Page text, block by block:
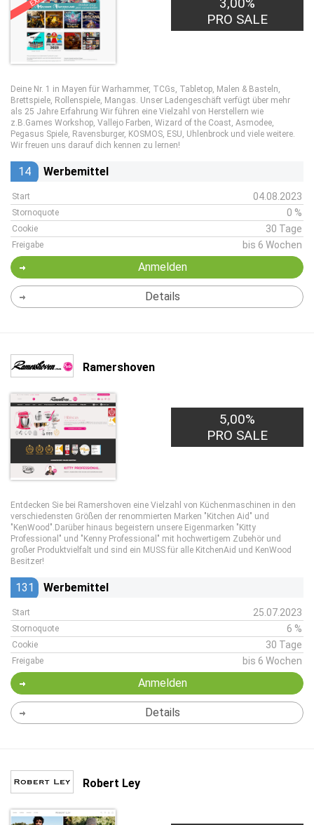
PRO SALE
Deine Nr. 1 in Mayen für Warhammer, TCGs, Tabletop, Malen & Basteln,
Brettspiele, Rollenspiele, Mangas. Unser Ladengeschäft verfügt über mehr
als 25 Jahre Erfahrung Wir führen eine Vielzahl von Herstellern wie
z.B.Games Workshop, Vallejo Farben, Wizard of the Coast, Asmodee,
Pegasus Spiele, Ravensburger, KOSMOS, ESU, Uhlenbrock und viele weitere.
Wir freuen uns darauf dich kennen zu lernen!
14 Werbemittel
Start 04.08.2023
Stornoquote 0 %
Cookie 30 Tage
Freigabe bis 6 Wochen
Anmelden
Details
Ramershoven
5,00%
PRO SALE
Entdecken Sie bei Ramershoven eine Vielzahl von Küchenmaschinen in den
verschiedensten Größen der renommierten Marken "Kitchen Aid" und
"KenWood".Darüber hinaus begeistern unsere Eigenmarken "Kitty
Professional" und "Kenny Professional" mit hochwertigem Zubehör und
großer Produktvielfalt und sind ein MUSS für alle KitchenAid und KenWood
Besitzer!
131 Werbemittel
Start 25.07.2023
Stornoquote 6 %
Cookie 30 Tage
Freigabe bis 6 Wochen
Anmelden
Details
Robert Ley